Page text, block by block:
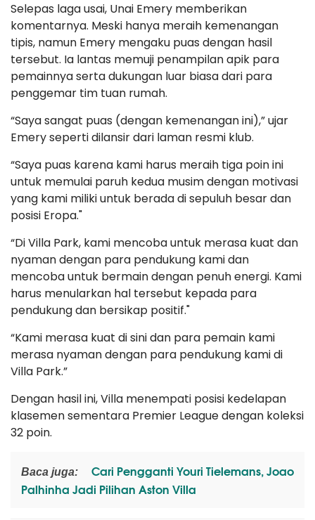
Selepas laga usai, Unai Emery memberikan
komentarnya. Meski hanya meraih kemenangan
tipis, namun Emery mengaku puas dengan hasil
tersebut. Ia lantas memuji penampilan apik para
pemainnya serta dukungan luar biasa dari para
penggemar tim tuan rumah.
“Saya sangat puas (dengan kemenangan ini),” ujar
Emery seperti dilansir dari laman resmi klub.
“Saya puas karena kami harus meraih tiga poin ini
untuk memulai paruh kedua musim dengan motivasi
yang kami miliki untuk berada di sepuluh besar dan
posisi Eropa."
“Di Villa Park, kami mencoba untuk merasa kuat dan
nyaman dengan para pendukung kami dan
mencoba untuk bermain dengan penuh energi. Kami
harus menularkan hal tersebut kepada para
pendukung dan bersikap positif."
“Kami merasa kuat di sini dan para pemain kami
merasa nyaman dengan para pendukung kami di
Villa Park.”
Dengan hasil ini, Villa menempati posisi kedelapan
klasemen sementara Premier League dengan koleksi
32 poin.
Baca juga:
Cari Pengganti Youri Tielemans, Joao
Palhinha Jadi Pilihan Aston Villa